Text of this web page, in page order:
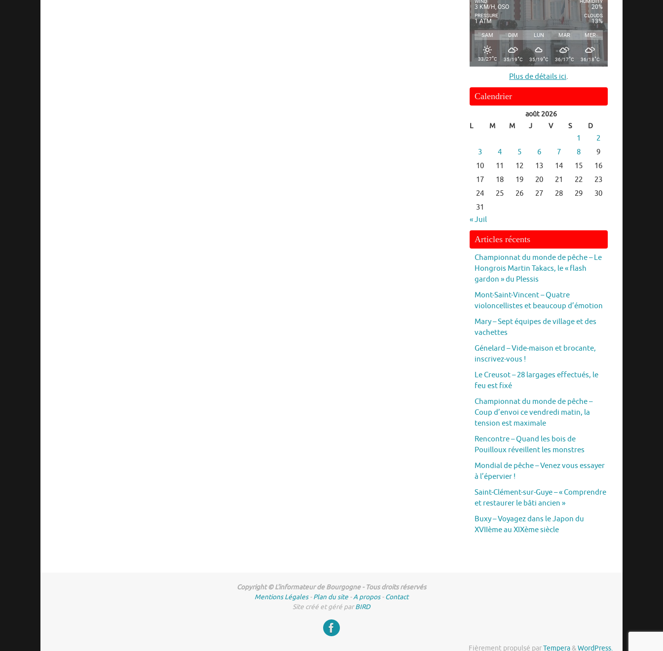
3 KM/H, OSO
PRESSURE
1 ATM
20%
CLOUDS
13%
SAM DIM LUN MAR MER
33/27°C 35/19°C 35/19°C 36/17°C 36/18°C
Plus de détails ici.
Calendrier
août 2026
L
M M J V S D
1
2
3
4 5 6 7 8
9
10
11 12 13 14 15
16
17
18 19 20 21 22
23
24
25 26 27 28 29
30
31
« Juil
Articles récents
Championnat du monde de pêche – Le
Hongrois Martin Takacs, le « flash
gardon » du Plessis
Mont-Saint-Vincent – Quatre
violoncellistes et beaucoup d’émotion
Mary – Sept équipes de village et des
vachettes
Génelard – Vide-maison et brocante,
inscrivez-vous !
Le Creusot – 28 largages effectués, le
feu est fixé
Championnat du monde de pêche –
Coup d’envoi ce vendredi matin, la
tension est maximale
Rencontre – Quand les bois de
Pouilloux réveillent les monstres
Mondial de pêche – Venez vous essayer
à l’épervier !
Saint-Clément-sur-Guye – « Comprendre
et restaurer le bâti ancien »
Buxy – Voyagez dans le Japon du
XVIIème au XIXème siècle
Copyright © L'informateur de Bourgogne - Tous droits réservés
Mentions Légales-Plan du site -A propos-Contact
Site créé et géré parBIRD
Fièrement propulsé parTempera&WordPress.